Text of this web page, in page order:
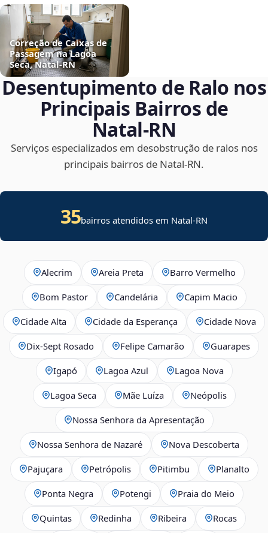
Correção de Caixas de
Passagem na Lagoa
Seca, Natal‑RN
Desentupimento de Ralo nos
Principais Bairros de
Natal‑RN
Serviços especializados em desobstrução de ralos nos
principais bairros de Natal‑RN.
35bairros atendidos em Natal-RN
Alecrim Areia Preta Barro Vermelho
Bom Pastor Candelária Capim Macio
Cidade Alta Cidade da Esperança Cidade Nova
Dix‑Sept Rosado Felipe Camarão Guarapes
Igapó Lagoa Azul Lagoa Nova
Lagoa Seca Mãe Luíza Neópolis
Nossa Senhora da Apresentação
Nossa Senhora de Nazaré Nova Descoberta
Pajuçara Petrópolis Pitimbu Planalto
Ponta Negra Potengi Praia do Meio
Quintas Redinha Ribeira Rocas